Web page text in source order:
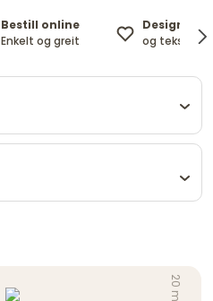
Bestill online
Enkelt og greit
Design
og tekst